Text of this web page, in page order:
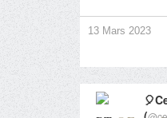
13 Mars 2023